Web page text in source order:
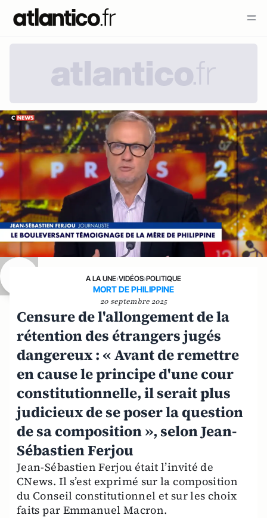
A LA UNE›VIDÉOS›POLITIQUE
MORT DE PHILIPPINE
20 septembre 2025
Censure de l'allongement de la
rétention des étrangers jugés
dangereux : « Avant de remettre
en cause le principe d'une cour
constitutionnelle, il serait plus
judicieux de se poser la question
de sa composition », selon Jean-
Sébastien Ferjou
Jean-Sébastien Ferjou était l’invité de
CNews. Il s’est exprimé sur la composition
du Conseil constitutionnel et sur les choix
faits par Emmanuel Macron.